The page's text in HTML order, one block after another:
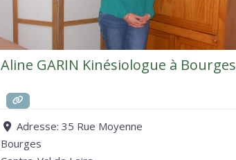
Aline GARIN Kinésiologue à Bourges
Adresse: 35 Rue Moyenne
Bourges